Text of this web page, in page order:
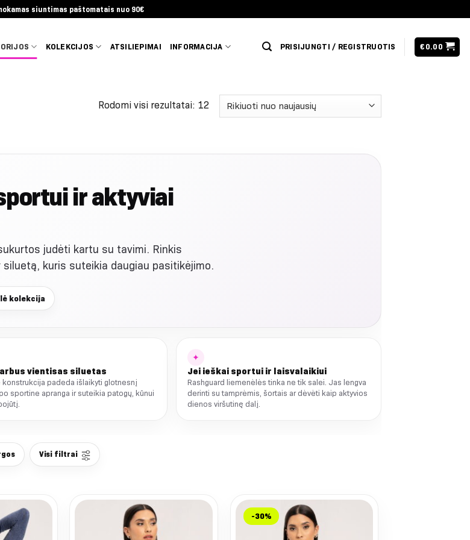
siuntimas paštomatais nuo 90€
KOLEKCIJOS ATSILIEPIMAI INFORMACIJA PRISIJUNGTI / REGISTRUOTIS € 0.00
Rodomi visi rezultatai: 12
ir aktyviai
judėti kartu su tavimi. Rinkis
kuris suteikia daugiau pasitikėjimo.
kolekcija
vientisas siluetas
konstrukcija padeda išlaikyti glotnesnį
sportine apranga ir suteikia patogų, kūnui
✦
Jei ieškai sportui ir laisvalaikiui
Rashguard liemenėlės tinka ne tik salei. Jas lengva
derinti su tamprėmis, šortais ar dėvėti kaip aktyvios
dienos viršutinę dalį.
Visi filtrai
-30%